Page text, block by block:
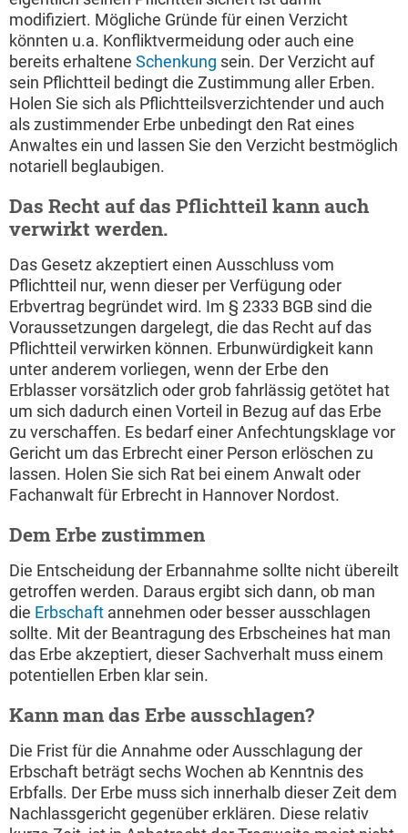
modifiziert. Mögliche Gründe für einen Verzicht
könnten u.a. Konfliktvermeidung oder auch eine
bereits erhaltene Schenkung sein. Der Verzicht auf
sein Pflichtteil bedingt die Zustimmung aller Erben.
Holen Sie sich als Pflichtteilsverzichtender und auch
als zustimmender Erbe unbedingt den Rat eines
Anwaltes ein und lassen Sie den Verzicht bestmöglich
notariell beglaubigen.
Das Recht auf das Pflichtteil kann auch
verwirkt werden.
Das Gesetz akzeptiert einen Ausschluss vom
Pflichtteil nur, wenn dieser per Verfügung oder
Erbvertrag begründet wird. Im § 2333 BGB sind die
Voraussetzungen dargelegt, die das Recht auf das
Pflichtteil verwirken können. Erbunwürdigkeit kann
unter anderem vorliegen, wenn der Erbe den
Erblasser vorsätzlich oder grob fahrlässig getötet hat
um sich dadurch einen Vorteil in Bezug auf das Erbe
zu verschaffen. Es bedarf einer Anfechtungsklage vor
Gericht um das Erbrecht einer Person erlöschen zu
lassen. Holen Sie sich Rat bei einem Anwalt oder
Fachanwalt für Erbrecht in Hannover Nordost.
Dem Erbe zustimmen
Die Entscheidung der Erbannahme sollte nicht übereilt
getroffen werden. Daraus ergibt sich dann, ob man
die Erbschaft annehmen oder besser ausschlagen
sollte. Mit der Beantragung des Erbscheines hat man
das Erbe akzeptiert, dieser Sachverhalt muss einem
potentiellen Erben klar sein.
Kann man das Erbe ausschlagen?
Die Frist für die Annahme oder Ausschlagung der
Erbschaft beträgt sechs Wochen ab Kenntnis des
Erbfalls. Der Erbe muss sich innerhalb dieser Zeit dem
Nachlassgericht gegenüber erklären. Diese relativ